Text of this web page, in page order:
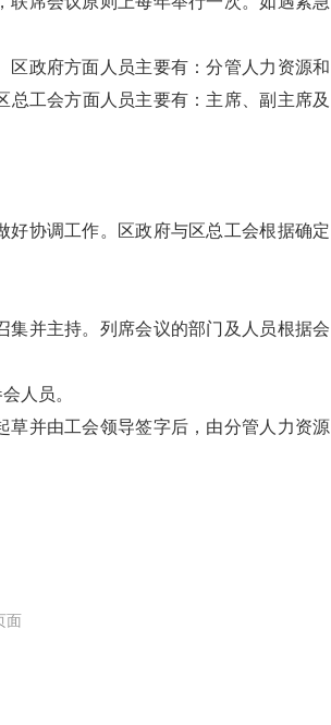
区政府方面人员主要有：分管人力资源和
工会方面人员主要有：主席、副主席及
好协调工作。区政府与区总工会根据确定
集并主持。列席会议的部门及人员根据会
人员。
草并由工会领导签字后，由分管人力资源
面